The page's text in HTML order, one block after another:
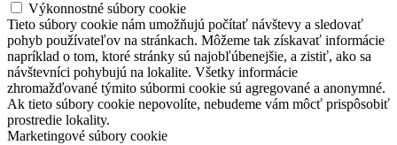
Výkonnostné súbory cookie
Tieto súbory cookie nám umožňujú počítať návštevy a sledovať
pohyb používateľov na stránkach. Môžeme tak získavať informácie
napríklad o tom, ktoré stránky sú najobľúbenejšie, a zistiť, ako sa
návštevníci pohybujú na lokalite. Všetky informácie
zhromažďované týmito súbormi cookie sú agregované a anonymné.
Ak tieto súbory cookie nepovolíte, nebudeme vám môcť prispôsobiť
prostredie lokality.
Marketingové súbory cookie